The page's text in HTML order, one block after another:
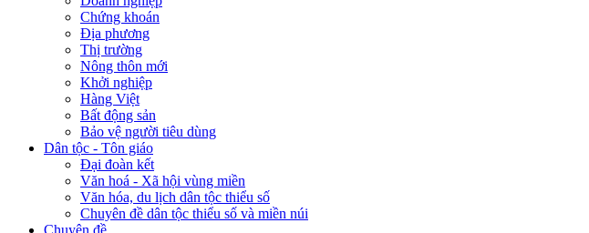
Chứng khoán
Địa phương
Thị trường
Nông thôn mới
Khởi nghiệp
Hàng Việt
Bất động sản
Bảo vệ người tiêu dùng
Dân tộc - Tôn giáo
Đại đoàn kết
Văn hoá - Xã hội vùng miền
Văn hóa, du lịch dân tộc thiểu số
Chuyên đề dân tộc thiểu số và miền núi
Chuyên đề